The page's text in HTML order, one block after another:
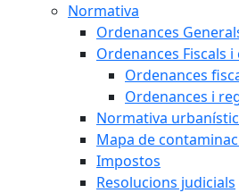
Normativa
Ordenances
Ordenances Fiscals
Ordenances
Ordenances i
Normativa
Mapa de
Impostos
Resolucions judicials